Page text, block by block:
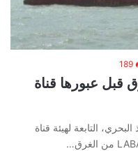
189
قبل عبورها قناة
التابعة لهيئة قناة